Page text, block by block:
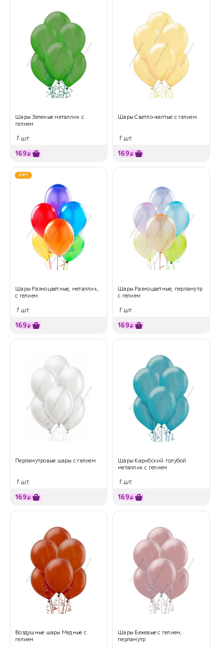
Шары Зеленые металлик с
гелием
1 шт.
169₽
Шары Светло-желтые с гелием
1 шт.
169₽
ХИТ
Шары Разноцветные, металлик,
с гелием
1 шт.
169₽
Шары Разноцветные, перламутр
с гелием
1 шт.
169₽
Перламутровые шары с гелием
1 шт.
169₽
Шары Карибский голубой
металлик с гелием
1 шт.
169₽
Воздушные шары Медные с
гелием
Шары Бежевые с гелием,
перламутр